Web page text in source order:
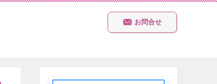
お問合せ